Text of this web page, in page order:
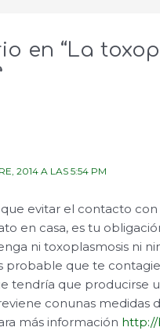
en “La
2014 A LAS 5:54 PM
evitar el contacto
en casa, es tu
ni toxoplasmosis ni
probable que te
tendría que producirse
conunas medidas
más información http://